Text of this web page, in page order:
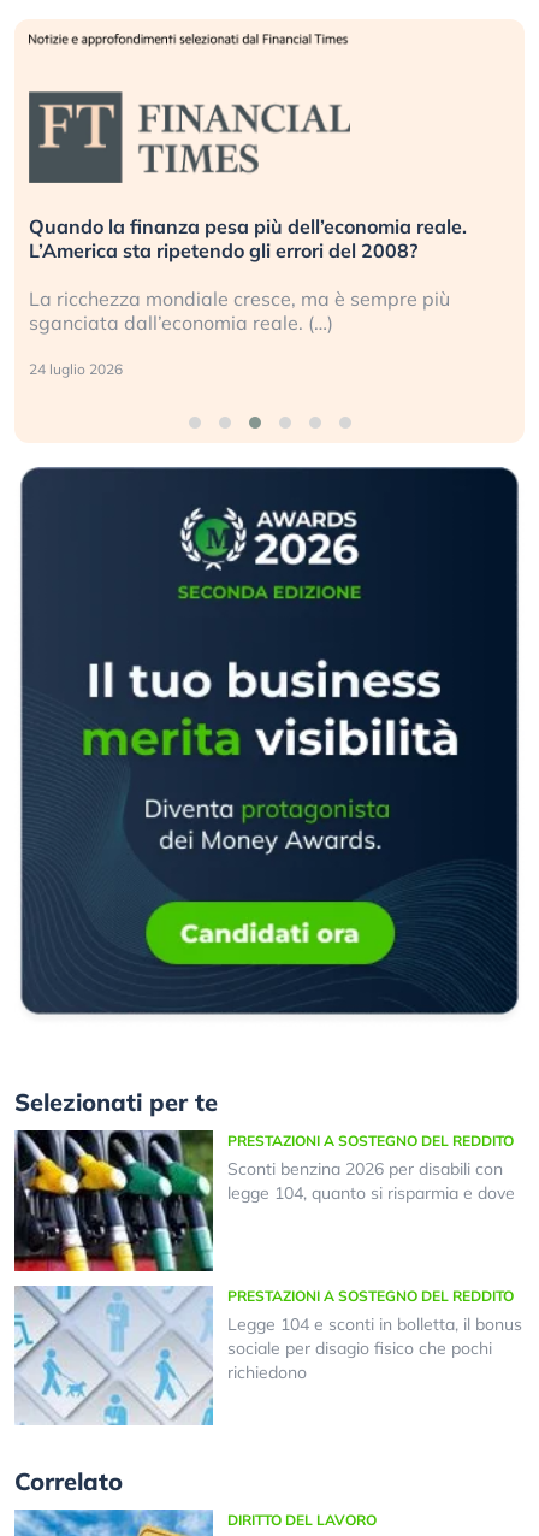
Quando la finanza pesa più dell’economia reale.
L’America sta ripetendo gli errori del 2008?
La ricchezza mondiale cresce, ma è sempre più
sganciata dall’economia reale. (…)
24 luglio 2026
Selezionati per te
PRESTAZIONI A SOSTEGNO DEL REDDITO
Sconti benzina 2026 per disabili con
legge 104, quanto si risparmia e dove
PRESTAZIONI A SOSTEGNO DEL REDDITO
Legge 104 e sconti in bolletta, il bonus
sociale per disagio fisico che pochi
richiedono
Correlato
DIRITTO DEL LAVORO